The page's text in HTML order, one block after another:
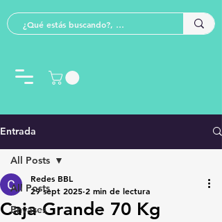
Entrada
All Posts
Envases
All Posts
Caja Grande 70 Kg
Redes BBL
29 sept 2025 2 min de lectura